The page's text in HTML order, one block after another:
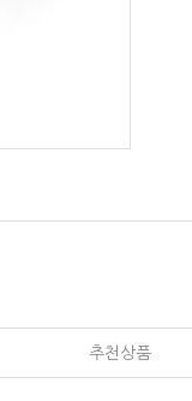
추천상품